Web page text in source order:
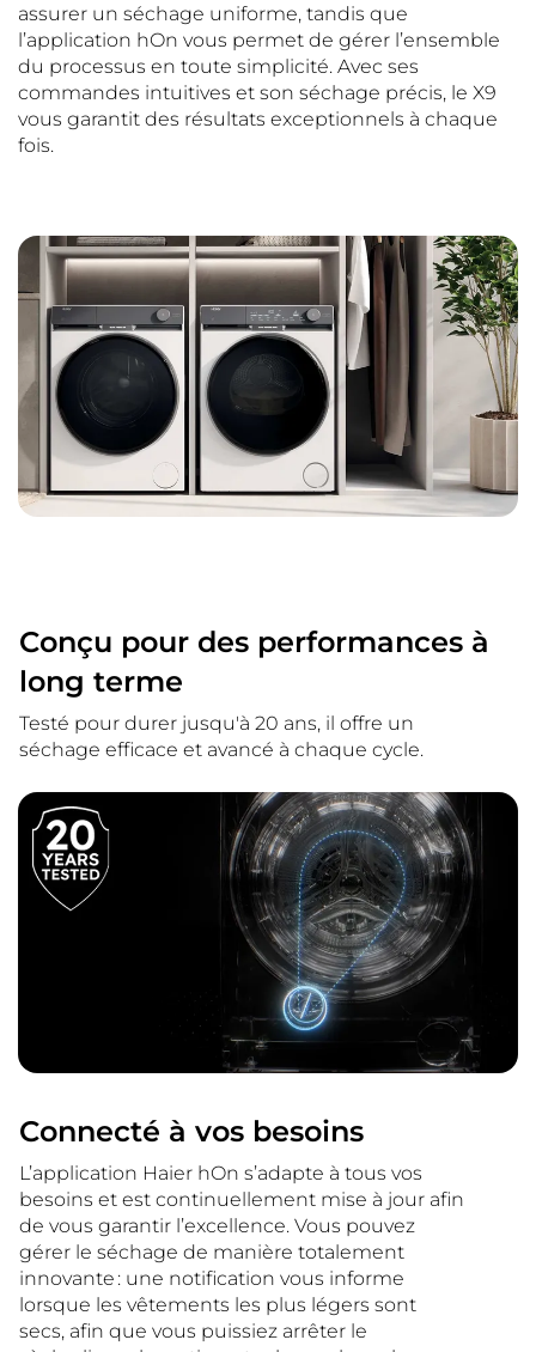
assurer un séchage uniforme, tandis que
l’application hOn vous permet de gérer l’ensemble
du processus en toute simplicité. Avec ses
commandes intuitives et son séchage précis, le X9
vous garantit des résultats exceptionnels à chaque
fois.
Conçu pour des performances à
long terme
Testé pour durer jusqu'à 20 ans, il offre un
séchage efficace et avancé à chaque cycle.
Connecté à vos besoins
L’application Haier hOn s’adapte à tous vos
besoins et est continuellement mise à jour afin
de vous garantir l’excellence. Vous pouvez
gérer le séchage de manière totalement
innovante : une notification vous informe
lorsque les vêtements les plus légers sont
secs, afin que vous puissiez arrêter le